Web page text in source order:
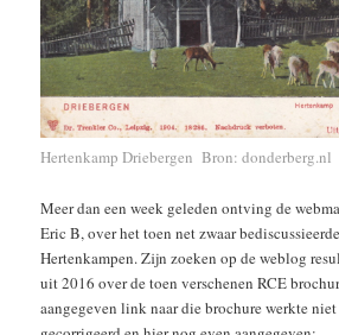
Hertenkamp Driebergen Bron: donderberg.nl
Meer dan een week geleden ontving de
Eric B, over het toen net zwaar
Hertenkampen. Zijn zoeken op de weblog
uit 2016 over de toen verschenen RCE
aangegeven link naar die brochure werkte niet